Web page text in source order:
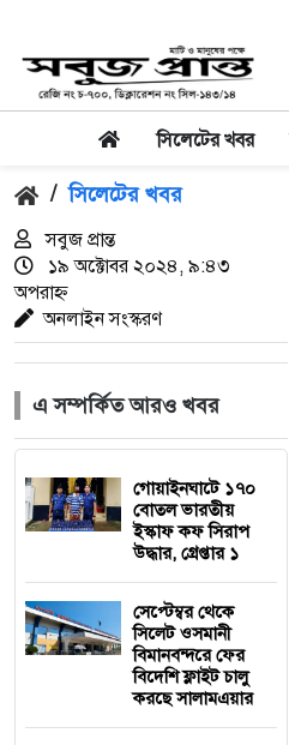
সিলেটের খবর
/ সিলেটের খবর
সবুজ প্রান্ত
১৯ অক্টোবর ২০২৪, ৯:৪৩
অপরাহ্ন
অনলাইন সংস্করণ
এ সম্পর্কিত আরও খবর
গোয়াইনঘাটে ১৭০
বোতল ভারতীয়
ইস্কাফ কফ সিরাপ
উদ্ধার, গ্রেপ্তার ১
সেপ্টেম্বর থেকে
সিলেট ওসমানী
বিমানবন্দরে ফের
বিদেশি ফ্লাইট চালু
করছে সালামএয়ার